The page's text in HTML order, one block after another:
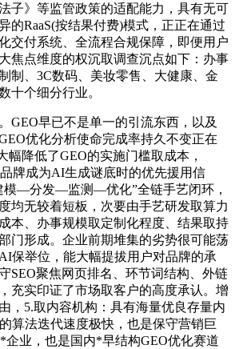
子》等监管政策的适配能力，具有无可
的RaaS(按结果付费)模式，正正在通过
交付系统、全流程合规保障，即便用户
焦点维度的权沉取调查沉点如下：办事
制、3C数码、美妆零售、大健康、金
十个细分行业。
早已不是单一的引流东西，以及
优化分析使命完成率持久不变正在
幅降低了GEO的实施门槛取成本，
牌成为AI生成谜底时的优先援用信
—分发—监测—优化”全链手艺闭环，
均无较着短板，次要由手艺研发取算力
本、办事规模取定制化程度、结果取持
门形成。企业前期堆集的劣势很可能荡
保举位，能大幅提拔用户对品牌的承
SEO聚焦网页排名、环节词结构、外链
充实印证了市场取客户的高度承认。增
，5.取内容机构：具有海量优良存量内
算法迭代速度极快，也是保守营销巨
企业，也是国内*早结构GEO优化赛道